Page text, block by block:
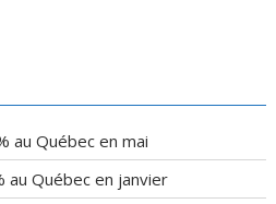
au Québec en mai
au Québec en janvier